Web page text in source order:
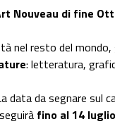
Nouveau di fine
nel resto del
: letteratura,
da segnare sul
fino al 14